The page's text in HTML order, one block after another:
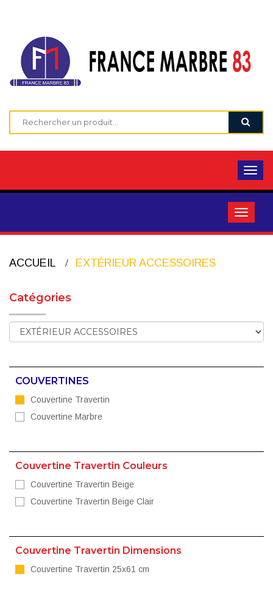
ACCUEIL EXTÉRIEUR ACCESSOIRES
Catégories
COUVERTINES
Couvertine Travertin
Couvertine Marbre
Couvertine Travertin Couleurs
Couvertine Travertin Beige
Couvertine Travertin Beige Clair
Couvertine Travertin Dimensions
Couvertine Travertin 25x61 cm